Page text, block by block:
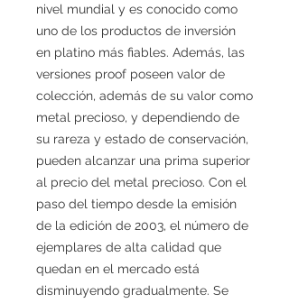
nivel mundial y es conocido como
uno de los productos de inversión
en platino más fiables. Además, las
versiones proof poseen valor de
colección, además de su valor como
metal precioso, y dependiendo de
su rareza y estado de conservación,
pueden alcanzar una prima superior
al precio del metal precioso. Con el
paso del tiempo desde la emisión
de la edición de 2003, el número de
ejemplares de alta calidad que
quedan en el mercado está
disminuyendo gradualmente. Se